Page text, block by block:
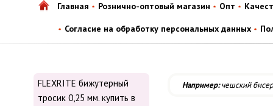
Главная Рознично-оптовый магазин Опт
Согласие на обработку персональных данных
FLEXRITE бижутерный
тросик 0,25 мм. купить в
Например:чешский бисер